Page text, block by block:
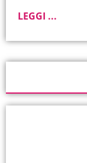
LEGGI ...